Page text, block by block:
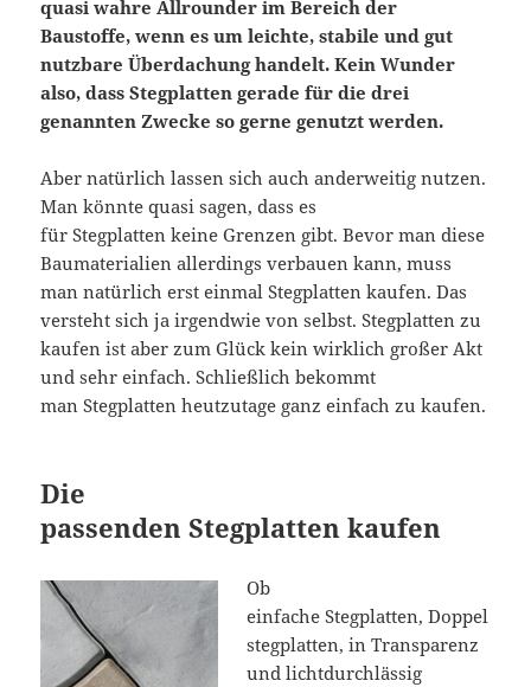
quasi wahre Allrounder im Bereich der
Baustoffe, wenn es um leichte, stabile und gut
nutzbare Überdachung handelt. Kein Wunder
also, dass Stegplatten gerade für die drei
genannten Zwecke so gerne genutzt werden.
Aber natürlich lassen sich auch anderweitig nutzen.
Man könnte quasi sagen, dass es
für Stegplatten keine Grenzen gibt. Bevor man diese
Baumaterialien allerdings verbauen kann, muss
man natürlich erst einmal Stegplatten kaufen. Das
versteht sich ja irgendwie von selbst. Stegplatten zu
kaufen ist aber zum Glück kein wirklich großer Akt
und sehr einfach. Schließlich bekommt
man Stegplatten heutzutage ganz einfach zu kaufen.
Die
passenden Stegplatten kaufen
Ob
einfache Stegplatten, Doppel
stegplatten, in Transparenz
und lichtdurchlässig